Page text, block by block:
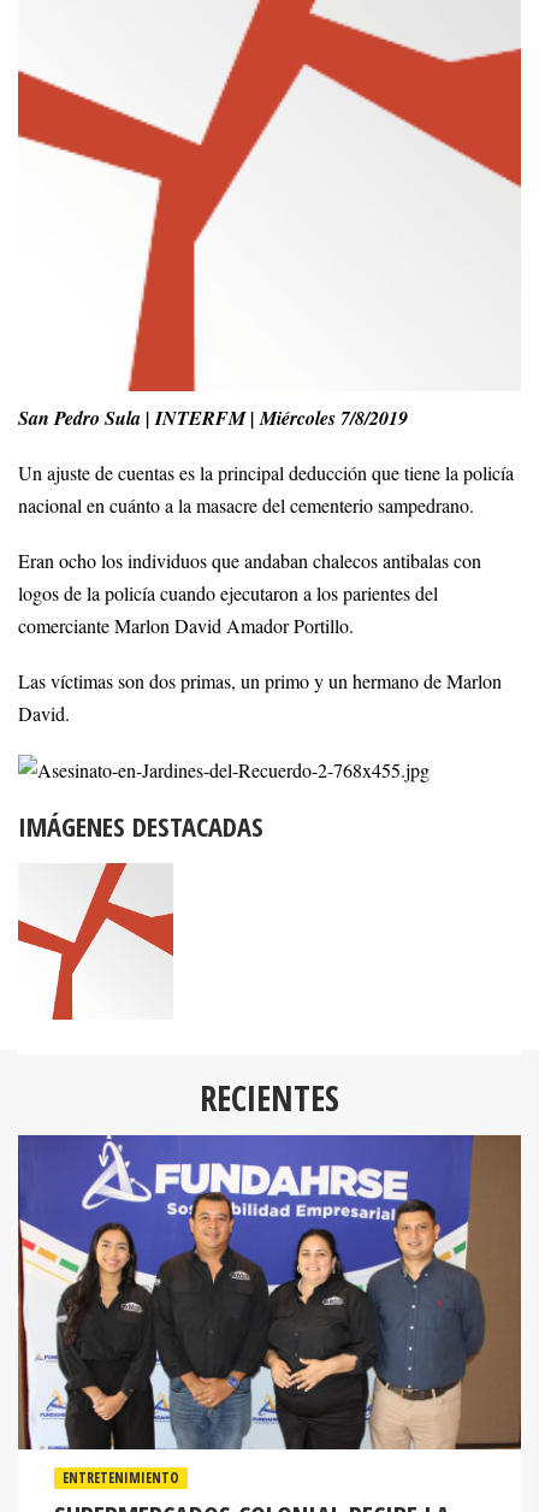
San Pedro Sula | INTERFM | Miércoles 7/8/2019
Un ajuste de cuentas es la principal deducción que tiene la policía
nacional en cuánto a la masacre del cementerio sampedrano.
Eran ocho los individuos que andaban chalecos antibalas con
logos de la policía cuando ejecutaron a los parientes del
comerciante Marlon David Amador Portillo.
Las víctimas son dos primas, un primo y un hermano de Marlon
David.
IMÁGENES DESTACADAS
RECIENTES
ENTRETENIMIENTO